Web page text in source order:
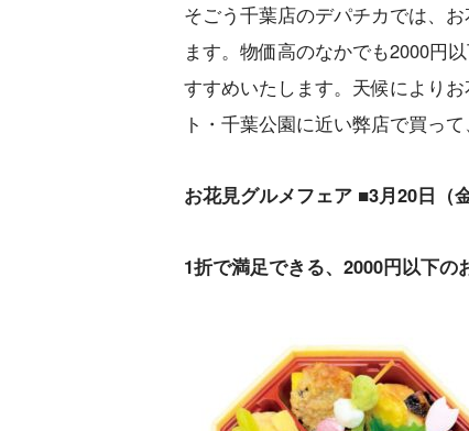
そごう千葉店のデパチカでは、
ます。物価高のなかでも2000円
すすめいたします。天候により
ト・千葉公園に近い弊店で買っ
お花見グルメフェア ■3月20日（
1折で満足できる、2000円以下の